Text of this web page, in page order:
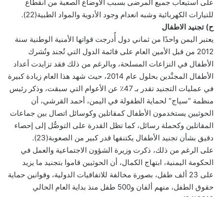
على استيعاب جميع المرضى بسبب الأوضاع الصعبة من انقطاع
للتيارات الكهربائية وشبه انعدام وجود الأدوية والمواد الطبية(22).
ح) تجنيد الاطفال
يعتبر اليمن واحدًا من ثماني دول أُدرجت قواتها الأمنية الوطنية سنة
2012 من قبل الأمين العام على قائمة الدول التي تُجند وتُشرك
الأطفال في النزاعات المسلحة، وبالرغم من ذلك فقد تزايدت أعداد
الأطفال المجنَّدين بحلول عام 2014، حيث شهد هذا العام زيادة كبيرة
في عمليات التجنيد تقدر بـ 47٪ عن الأعوام التي سبقت، وذكر رئيس
منظمة “سياج” لحماية الطفولة في اليمن، أحمد القرشي، أن
الحوثيين يستخدمون الأطفال كمقاتلين وكوسائل اتصال بين جماعات
المقاتلين وكحملة رسائل، كما تظل القدرة على التوصُّل إلى إحصاء
دقيق بشأن تجنيد الأطفال يكتنفها قدر كبير من الصعوبة(23).
على الرغم من ذلك، ذكرت وزيرة الشؤون الاجتماعية والعمل في
الحكومة اليمنية، ابتهاج الكمال، أن الحوثيين قاموا بتجنيد ما يزيد
على 23 ألف طفل، بصورة مخالفة للاتفاقيات الدولية، وقوانين حماية
حقوق الطفل، منهم ألفان و500 طفل منذ بداية العام الحالي